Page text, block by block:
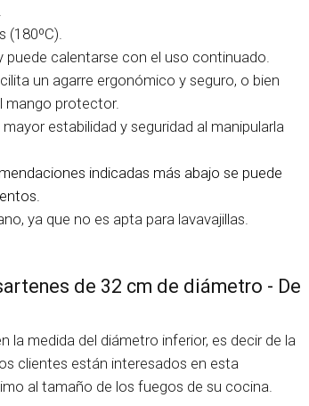
calentarse con el uso continuado.
un agarre ergonómico y seguro, o bien
mango protector.
estabilidad y seguridad al manipularla
indicadas más abajo se puede
ya que no es apta para lavavajillas.
de 32 cm de diámetro - De
la medida del diámetro inferior, es decir de la
clientes están interesados en esta
al tamaño de los fuegos de su cocina.